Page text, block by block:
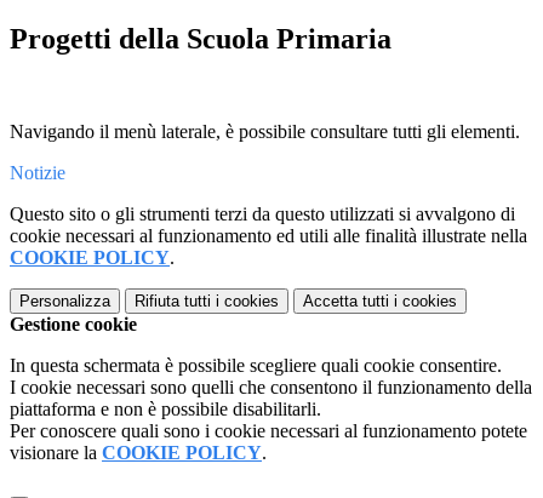
Progetti della Scuola Primaria
Navigando il menù laterale, è possibile consultare tutti gli elementi.
Notizie
Questo sito o gli strumenti terzi da questo utilizzati si avvalgono di
cookie necessari al funzionamento ed utili alle finalità illustrate nella
COOKIE POLICY.
Personalizza Rifiuta tutti i cookies Accetta tutti i cookies
Gestione cookie
In questa schermata è possibile scegliere quali cookie consentire.
I cookie necessari sono quelli che consentono il funzionamento della
piattaforma e non è possibile disabilitarli.
Per conoscere quali sono i cookie necessari al funzionamento potete
visionare la COOKIE POLICY.